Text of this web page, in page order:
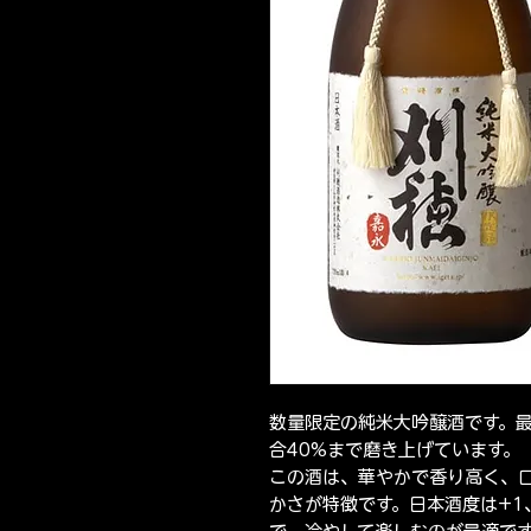
数量限定の純米大吟醸酒です。
合40%まで磨き上げています。
この酒は、華やかで香り高く、
かさが特徴です。日本酒度は